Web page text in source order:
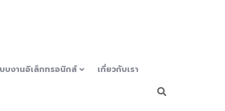
บงานอิเล็กทรอนิกส์ เกี่ยวกับเรา